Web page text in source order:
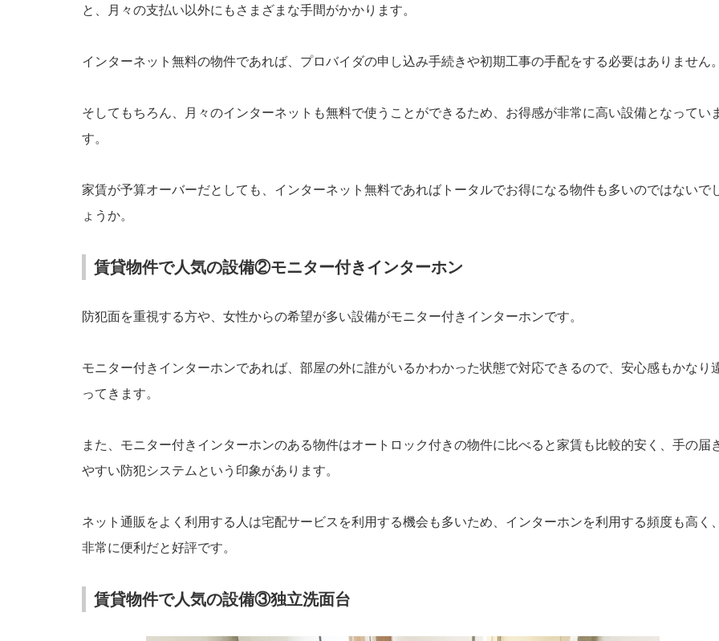
と、月々の支払い以外にもさまざまな手間がかかります。
インターネット無料の物件であれば、プロバイダの申し込み手続きや初期工事の手配をする必要はありません
そしてもちろん、月々のインターネットも無料で使うことができるため、お得感が非常に高い設備となってい
す。
家賃が予算オーバーだとしても、インターネット無料であればトータルでお得になる物件も多いのではないで
ょうか。
賃貸物件で人気の設備②モニター付きインターホン
防犯面を重視する方や、女性からの希望が多い設備がモニター付きインターホンです。
モニター付きインターホンであれば、部屋の外に誰がいるかわかった状態で対応できるので、安心感もかなり
ってきます。
また、モニター付きインターホンのある物件はオートロック付きの物件に比べると家賃も比較的安く、手の届
やすい防犯システムという印象があります。
ネット通販をよく利用する人は宅配サービスを利用する機会も多いため、インターホンを利用する頻度も高く
非常に便利だと好評です。
賃貸物件で人気の設備③独立洗面台